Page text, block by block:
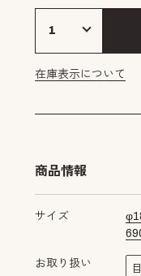
在庫表示について
商品情報
サイズ φ
お取り扱い